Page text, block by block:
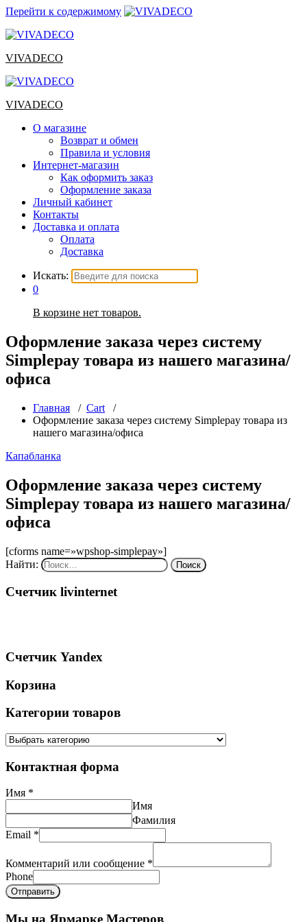
Перейти к содержимому
VIVADECO
VIVADECO
О магазине
Возврат и обмен
Правила и условия
Интернет-магазин
Как оформить заказ
Оформление заказа
Личный кабинет
Контакты
Доставка и оплата
Оплата
Доставка
Искать:
0
В корзине нет товаров.
Оформление заказа через систему
Simplepay товара из нашего магазина/
офиса
Главная / Cart /
Оформление заказа через систему Simplepay товара из
нашего магазина/офиса
Капабланка
Оформление заказа через систему
Simplepay товара из нашего магазина/
офиса
[cforms name=»wpshop-simplepay»]
Найти:
Счетчик livinternet
Счетчик Yandex
Корзина
Категории товаров
Контактная форма
Имя *
Имя
Фамилия
Email *
Комментарий или сообщение *
Phone
Отправить
Мы на Ярмарке Мастеров